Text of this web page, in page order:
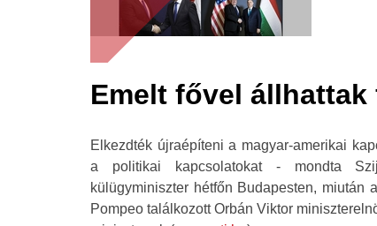
Emelt fővel állhattak
Elkezdték újraépíteni a magyar-amerikai
a politikai kapcsolatokat - mondta
külügyminiszter hétfőn Budapesten, miután
Pompeo találkozott Orbán Viktor